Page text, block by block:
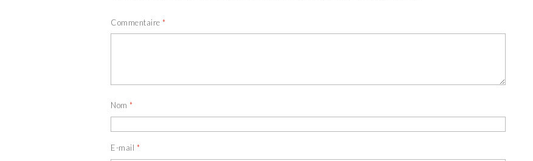
Commentaire *
Nom *
E-mail *